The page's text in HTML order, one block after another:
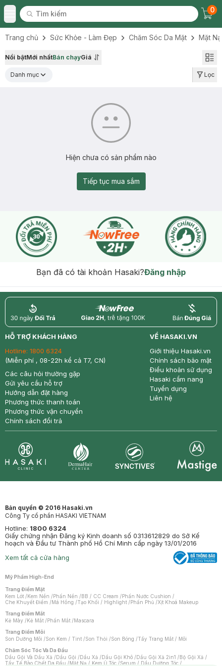
Toggle Menu
Tìm kiếm
Tìm kiếm
0
Trang chủ Sức Khỏe - Làm Đẹp Chăm Sóc Da Mặt Mặt Nạ
Nổi bậtMới nhấtBán chạyGiá
Danh mục Lọc
Hiện chưa có sản phẩm nào
Tiếp tục mua sắm
Bạn đã có tài khoản Hasaki?Đăng nhập
return nowfree price
HỖ TRỢ KHÁCH HÀNG
Hotline: 1800 6324
(Miễn phí , 08-22h kể cả T7, CN)
Các câu hỏi thường gặp
Gửi yêu cầu hỗ trợ
Hướng dẫn đặt hàng
Phương thức thanh toán
Phương thức vận chuyển
Chính sách đổi trả
VỀ HASAKI.VN
Giới thiệu Hasaki.vn
Chính sách bảo mật
Điều khoản sử dụng
Hasaki cẩm nang
Tuyển dụng
Liên hệ
Bản quyền © 2016 Hasaki.vn
Công Ty cổ phần HASAKI VIETNAM
Hotline: 1800 6324
Giấy chứng nhận Đăng ký Kinh doanh số 0313612829 do Sở Kế
hoạch và Đầu tư Thành phố Hồ Chí Minh cấp ngày 13/01/2016
Xem tất cả cửa hàng
Mỹ Phẩm High-End
Trang Điểm Mặt
Kem Lót /Kem Nền /Phấn Nền /BB / CC Cream /Phấn Nước Cushion /
Che Khuyết Điểm /Má Hồng /Tạo Khối / Highlight /Phấn Phủ /Xịt Khoá Makeup
Trang Điểm Mắt
Kẻ Mày /Kẻ Mắt /Phấn Mắt /Mascara
Trang Điểm Môi
Son Dưỡng Môi /Son Kem / Tint /Son Thỏi /Son Bóng /Tẩy Trang Mắt / Môi
Chăm Sóc Tóc Và Da Đầu
Dầu Gội Và Dầu Xả /Dầu Gội /Dầu Xả /Dầu Gội Khô /Dầu Gội Xả 2in1 /Bộ Gội Xả /
Tẩy Tế Bào Chết Da Đầu /Mặt Nạ / Kem Ủ Tóc /Serum / Dầu Dưỡng Tóc /